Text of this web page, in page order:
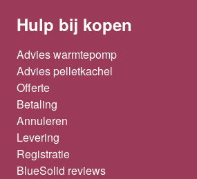
Hulp bij kopen
Advies warmtepomp
Advies pelletkachel
Offerte
Betaling
Annuleren
Levering
Registratie
BlueSolid reviews